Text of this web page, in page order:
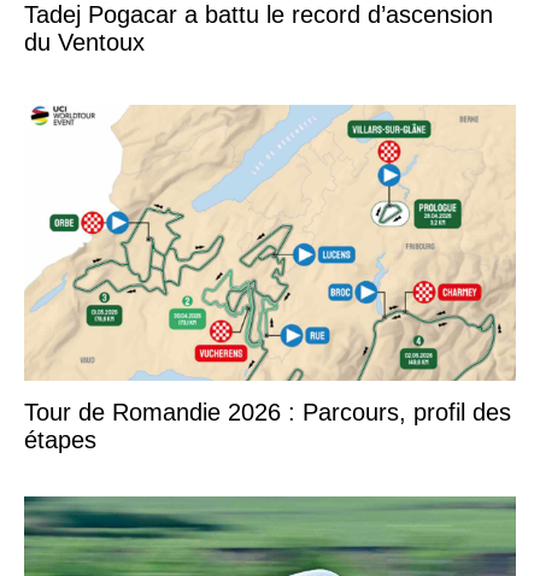
Tadej Pogacar a battu le record d’ascension
du Ventoux
Tour de Romandie 2026 : Parcours, profil des
étapes